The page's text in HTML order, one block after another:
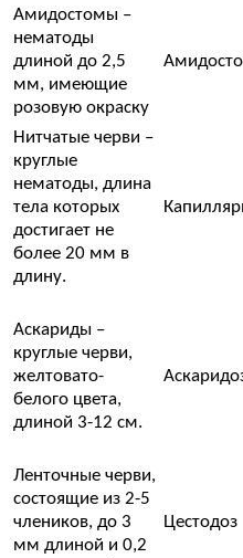
Амидостомы –
нематоды
длиной до 2,5
мм, имеющие
розовую окраску
Нитчатые черви –
круглые
нематоды, длина
тела которых
достигает не
более 20 мм в
длину.
Аскариды –
круглые черви,
желтовато-
белого цвета,
длиной 3-12 см.
Ленточные черви,
состоящие из 2-5
члеников, до 3
мм длиной и 0,2
Цестодоз